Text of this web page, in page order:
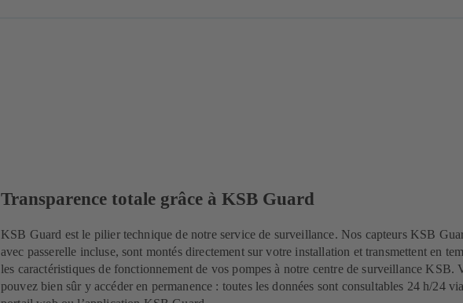
Transparence totale grâce à KSB Guard
KSB Guard est le pilier technique de notre service de surveillance. Nos capteurs KSB
avec passerelle incluse, sont montés directement sur votre installation et transmettent en
les caractéristiques de fonctionnement de vos pompes à notre centre de surveillance KSB.
pouvez bien sûr y accéder en permanence : toutes les données sont consultables 24 h/24